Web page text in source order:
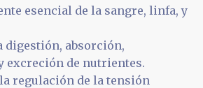
esencial de la sangre, linfa, y
digestión, absorción,
excreción de nutrientes.
regulación de la tensión